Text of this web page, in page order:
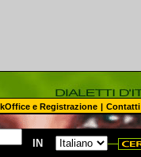
e Registrazione | Contatti
IN